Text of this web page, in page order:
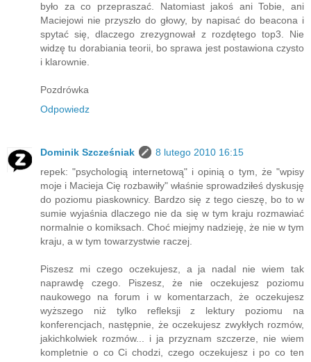
było za co przepraszać. Natomiast jakoś ani Tobie, ani
Maciejowi nie przyszło do głowy, by napisać do beacona i
spytać się, dlaczego zrezygnował z rozdętego top3. Nie
widzę tu dorabiania teorii, bo sprawa jest postawiona czysto
i klarownie.
Pozdrówka
Odpowiedz
Dominik Szcześniak
8 lutego 2010 16:15
repek: "psychologią internetową" i opinią o tym, że "wpisy
moje i Macieja Cię rozbawiły" właśnie sprowadziłeś dyskusję
do poziomu piaskownicy. Bardzo się z tego cieszę, bo to w
sumie wyjaśnia dlaczego nie da się w tym kraju rozmawiać
normalnie o komiksach. Choć miejmy nadzieję, że nie w tym
kraju, a w tym towarzystwie raczej.
Piszesz mi czego oczekujesz, a ja nadal nie wiem tak
naprawdę czego. Piszesz, że nie oczekujesz poziomu
naukowego na forum i w komentarzach, że oczekujesz
wyższego niż tylko refleksji z lektury poziomu na
konferencjach, następnie, że oczekujesz zwykłych rozmów,
jakichkolwiek rozmów... i ja przyznam szczerze, nie wiem
kompletnie o co Ci chodzi, czego oczekujesz i po co ten